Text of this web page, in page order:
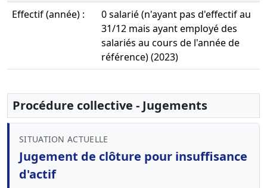
Effectif (année) :
0 salarié (n'ayant pas d'effectif au
31/12 mais ayant employé des
salariés au cours de l'année de
référence) (2023)
Procédure collective - Jugements
SITUATION ACTUELLE
Jugement de clôture pour insuffisance
d'actif